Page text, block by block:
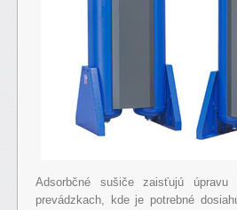
Adsorbčné sušiče zaisťujú úpravu
prevádzkach, kde je potrebné